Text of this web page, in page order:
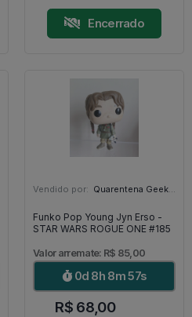
Encerrado
Vendido por: Quarentena Geek Store - SP
Funko Pop Young Jyn Erso -
STAR WARS ROGUE ONE #185
Valor arremate: R$ 85,00
0d 8h 8m 56s
R$ 68,00